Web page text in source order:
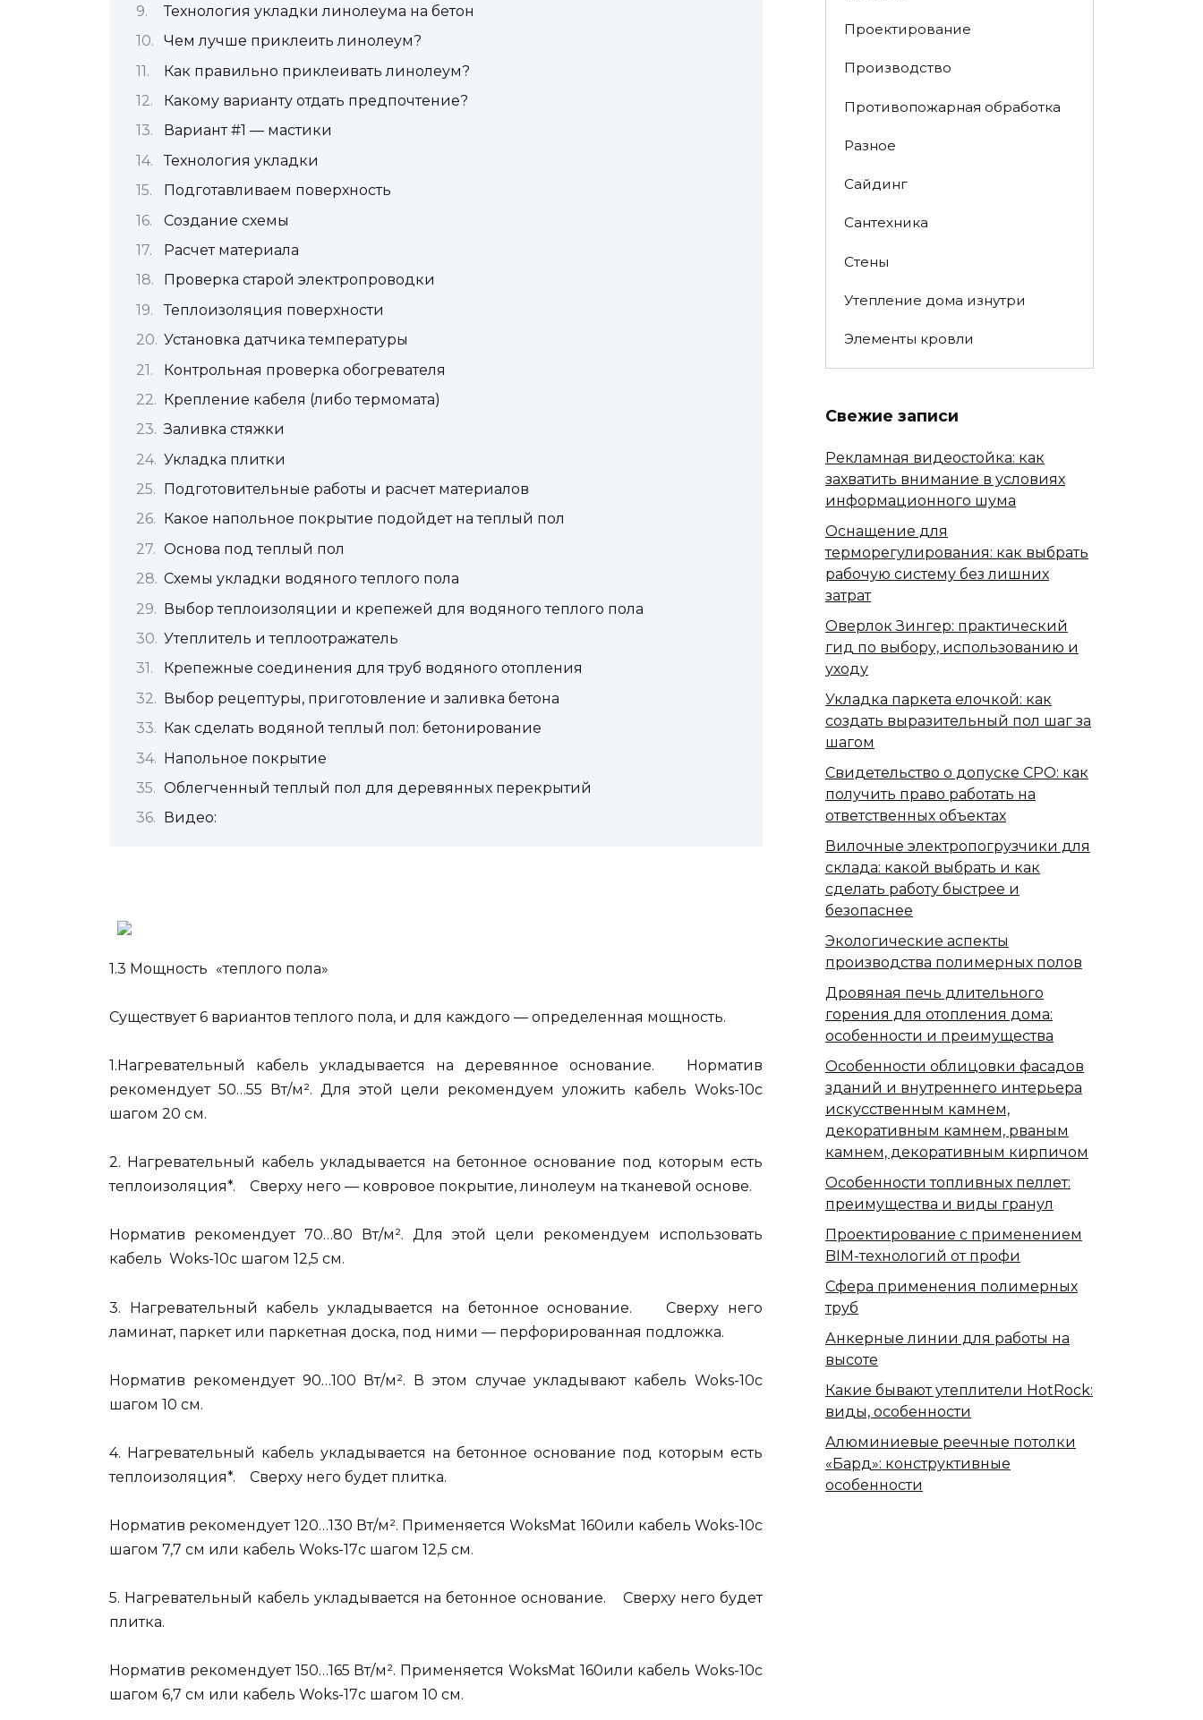
Технология укладки линолеума на бетон
Чем лучше приклеить линолеум?
Как правильно приклеивать линолеум?
Какому варианту отдать предпочтение?
Вариант #1 — мастики
Технология укладки
Подготавливаем поверхность
Создание схемы
Расчет материала
Проверка старой электропроводки
Теплоизоляция поверхности
Установка датчика температуры
Контрольная проверка обогревателя
Крепление кабеля (либо термомата)
Заливка стяжки
Укладка плитки
Подготовительные работы и расчет материалов
Какое напольное покрытие подойдет на теплый пол
Основа под теплый пол
Схемы укладки водяного теплого пола
Выбор теплоизоляции и крепежей для водяного теплого пола
Утеплитель и теплоотражатель
Крепежные соединения для труб водяного отопления
Выбор рецептуры, приготовление и заливка бетона
Как сделать водяной теплый пол: бетонирование
Напольное покрытие
Облегченный теплый пол для деревянных перекрытий
Видео:
1.3 Мощность «теплого пола»
Существует 6 вариантов теплого пола, и для каждого — определенная мощность.
1.Нагревательный кабель укладывается на деревянное основание. Норматив
рекомендует 50…55 Вт/м². Для этой цели рекомендуем уложить кабель Woks-10с
шагом 20 см.
2. Нагревательный кабель укладывается на бетонное основание под которым есть
теплоизоляция*. Сверху него — ковровое покрытие, линолеум на тканевой основе.
Норматив рекомендует 70…80 Вт/м². Для этой цели рекомендуем использовать
кабель Woks-10с шагом 12,5 см.
3. Нагревательный кабель укладывается на бетонное основание. Сверху него
ламинат, паркет или паркетная доска, под ними — перфорированная подложка.
Норматив рекомендует 90…100 Вт/м². В этом случае укладывают кабель Woks-10с
шагом 10 см.
4. Нагревательный кабель укладывается на бетонное основание под которым есть
теплоизоляция*. Сверху него будет плитка.
Норматив рекомендует 120…130 Вт/м². Применяется WoksMat 160или кабель Woks-10с
шагом 7,7 см или кабель Woks-17с шагом 12,5 см.
5. Нагревательный кабель укладывается на бетонное основание. Сверху него будет
плитка.
Норматив рекомендует 150…165 Вт/м². Применяется WoksMat 160или кабель Woks-10с
шагом 6,7 см или кабель Woks-17с шагом 10 см.
Проектирование
Производство
Противопожарная обработка
Разное
Сайдинг
Сантехника
Стены
Утепление дома изнутри
Элементы кровли
Свежие записи
Рекламная видеостойка: как
захватить внимание в условиях
информационного шума
Оснащение для
терморегулирования: как выбрать
рабочую систему без лишних
затрат
Оверлок Зингер: практический
гид по выбору, использованию и
уходу
Укладка паркета елочкой: как
создать выразительный пол шаг за
шагом
Свидетельство о допуске СРО: как
получить право работать на
ответственных объектах
Вилочные электропогрузчики для
склада: какой выбрать и как
сделать работу быстрее и
безопаснее
Экологические аспекты
производства полимерных полов
Дровяная печь длительного
горения для отопления дома:
особенности и преимущества
Особенности облицовки фасадов
зданий и внутреннего интерьера
искусственным камнем,
декоративным камнем, рваным
камнем, декоративным кирпичом
Особенности топливных пеллет:
преимущества и виды гранул
Проектирование с применением
BIM-технологий от профи
Сфера применения полимерных
труб
Анкерные линии для работы на
высоте
Какие бывают утеплители HotRock:
виды, особенности
Алюминиевые реечные потолки
«Бард»: конструктивные
особенности